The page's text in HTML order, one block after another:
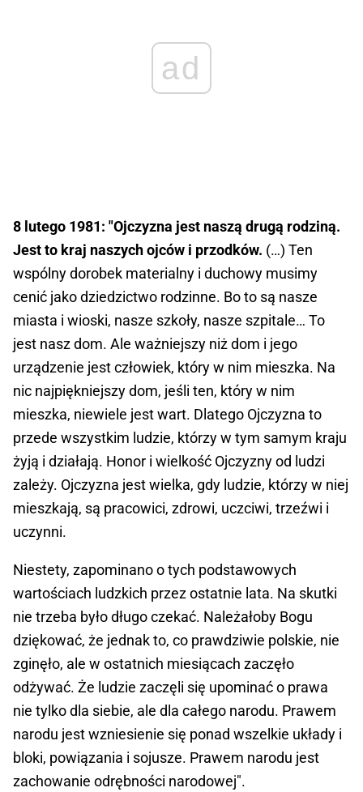
ad
8 lutego 1981: "Ojczyzna jest naszą drugą rodziną.
Jest to kraj naszych ojców i przodków. (…) Ten
wspólny dorobek materialny i duchowy musimy
cenić jako dziedzictwo rodzinne. Bo to są nasze
miasta i wioski, nasze szkoły, nasze szpitale… To
jest nasz dom. Ale ważniejszy niż dom i jego
urządzenie jest człowiek, który w nim mieszka. Na
nic najpiękniejszy dom, jeśli ten, który w nim
mieszka, niewiele jest wart. Dlatego Ojczyzna to
przede wszystkim ludzie, którzy w tym samym kraju
żyją i działają. Honor i wielkość Ojczyzny od ludzi
zależy. Ojczyzna jest wielka, gdy ludzie, którzy w niej
mieszkają, są pracowici, zdrowi, uczciwi, trzeźwi i
uczynni.
Niestety, zapominano o tych podstawowych
wartościach ludzkich przez ostatnie lata. Na skutki
nie trzeba było długo czekać. Należałoby Bogu
dziękować, że jednak to, co prawdziwie polskie, nie
zginęło, ale w ostatnich miesiącach zaczęło
odżywać. Że ludzie zaczęli się upominać o prawa
nie tylko dla siebie, ale dla całego narodu. Prawem
narodu jest wzniesienie się ponad wszelkie układy i
bloki, powiązania i sojusze. Prawem narodu jest
zachowanie odrębności narodowej".